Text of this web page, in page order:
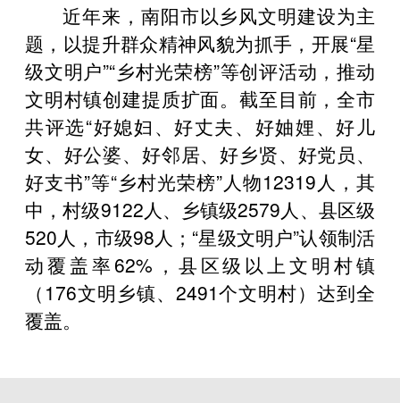
近年来，南阳市以乡风文明建设为主
题，以提升群众精神风貌为抓手，开展“星
级文明户”“乡村光荣榜”等创评活动，推动
文明村镇创建提质扩面。截至目前，全市
共评选“好媳妇、好丈夫、好妯娌、好儿
女、好公婆、好邻居、好乡贤、好党员、
好支书”等“乡村光荣榜”人物12319人，其
中，村级9122人、乡镇级2579人、县区级
520人，市级98人；“星级文明户”认领制活
动覆盖率62%，县区级以上文明村镇
（176文明乡镇、2491个文明村）达到全
覆盖。